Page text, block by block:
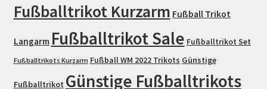
Fußballtrikot Kurzarm Fußball Trikot
Langarm Fußballtrikot Sale Fußballtrikot Set
Fußballtrikots Kurzarm Fußball WM 2022 Trikots Günstige
Fußballtrikot Günstige Fußballtrikots